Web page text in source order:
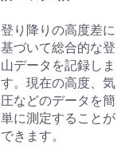
登り降りの高度差に
基づいて総合的な登
山データを記録しま
す。現在の高度、気
圧などのデータを簡
単に測定することが
できます。